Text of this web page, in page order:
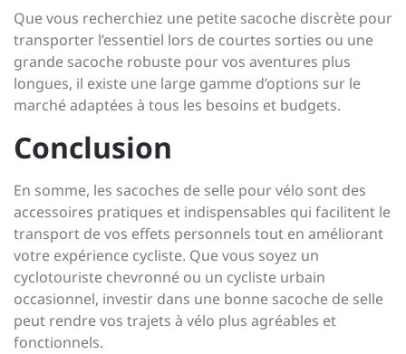
Que vous recherchiez une petite sacoche discrète pour
transporter l’essentiel lors de courtes sorties ou une
grande sacoche robuste pour vos aventures plus
longues, il existe une large gamme d’options sur le
marché adaptées à tous les besoins et budgets.
Conclusion
En somme, les sacoches de selle pour vélo sont des
accessoires pratiques et indispensables qui facilitent le
transport de vos effets personnels tout en améliorant
votre expérience cycliste. Que vous soyez un
cyclotouriste chevronné ou un cycliste urbain
occasionnel, investir dans une bonne sacoche de selle
peut rendre vos trajets à vélo plus agréables et
fonctionnels.